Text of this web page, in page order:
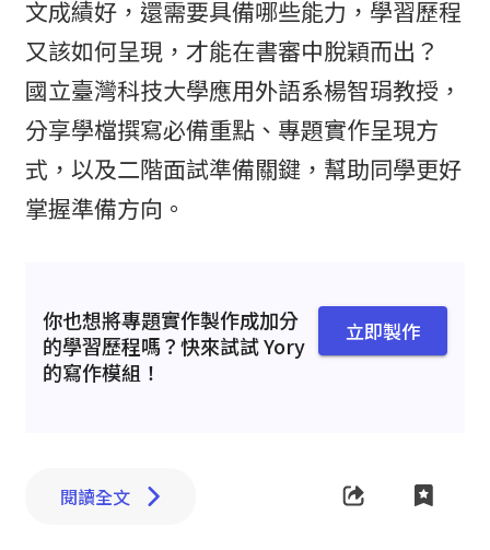
文成績好，還需要具備哪些能力，學習歷程
又該如何呈現，才能在書審中脫穎而出？
國立臺灣科技大學應用外語系楊智琄教授，
分享學檔撰寫必備重點、專題實作呈現方
式，以及二階面試準備關鍵，幫助同學更好
掌握準備方向。
你也想將專題實作製作成加分
的學習歷程嗎？快來試試 Yory
的寫作模組！
立即製作
閱讀全文